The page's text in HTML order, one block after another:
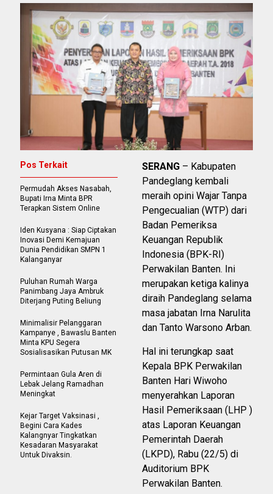
SERANG – Kabupaten
Pandeglang kembali
meraih opini Wajar Tanpa
Pengecualian (WTP) dari
Badan Pemeriksa
Keuangan Republik
Indonesia (BPK-RI)
Perwakilan Banten. Ini
merupakan ketiga kalinya
diraih Pandeglang selama
masa jabatan Irna Narulita
dan Tanto Warsono Arban.
Hal ini terungkap saat
Kepala BPK Perwakilan
Banten Hari Wiwoho
menyerahkan Laporan
Hasil Pemeriksaan (LHP )
atas Laporan Keuangan
Pemerintah Daerah
(LKPD), Rabu (22/5) di
Auditorium BPK
Perwakilan Banten.
Pos Terkait
Permudah Akses Nasabah,
Bupati Irna Minta BPR
Terapkan Sistem Online
Iden Kusyana : Siap Ciptakan
Inovasi Demi Kemajuan
Dunia Pendidikan SMPN 1
Kalanganyar
Puluhan Rumah Warga
Panimbang Jaya Ambruk
Diterjang Puting Beliung
Minimalisir Pelanggaran
Kampanye , Bawaslu Banten
Minta KPU Segera
Sosialisasikan Putusan MK
Permintaan Gula Aren di
Lebak Jelang Ramadhan
Meningkat
Kejar Target Vaksinasi ,
Begini Cara Kades
Kalangnyar Tingkatkan
Kesadaran Masyarakat
Untuk Divaksin.